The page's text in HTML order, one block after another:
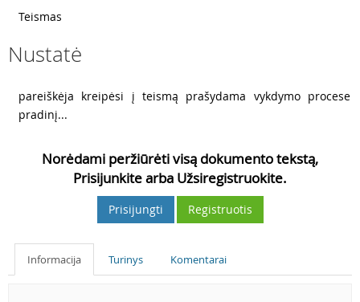
Teismas
Nustatė
pareiškėja kreipėsi į teismą prašydama vykdymo procese
pradinį...
Norėdami peržiūrėti visą dokumento tekstą,
Prisijunkite arba Užsiregistruokite.
Prisijungti Registruotis
Informacija Turinys Komentarai